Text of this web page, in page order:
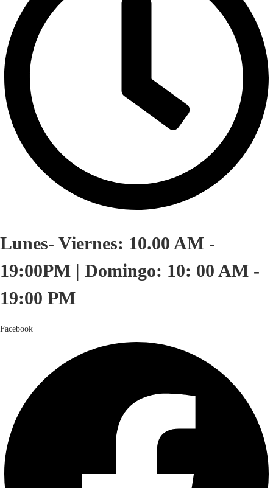
Lunes- Viernes: 10.00 AM -
19:00PM | Domingo: 10: 00 AM -
19:00 PM
Facebook